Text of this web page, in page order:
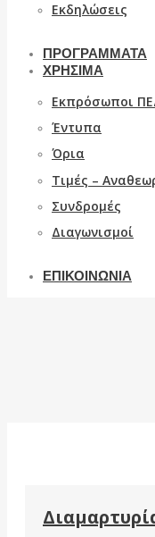
Εκδηλώσεις
ΠΡΟΓΡΑΜΜΑΤΑ
ΧΡΉΣΙΜΑ
Εκπρόσωποι
Έντυπα
Όρια
Τιμές –
Συνδρομές
Διαγωνισμοί
ΕΠΙΚΟΙΝΩΝΙΑ